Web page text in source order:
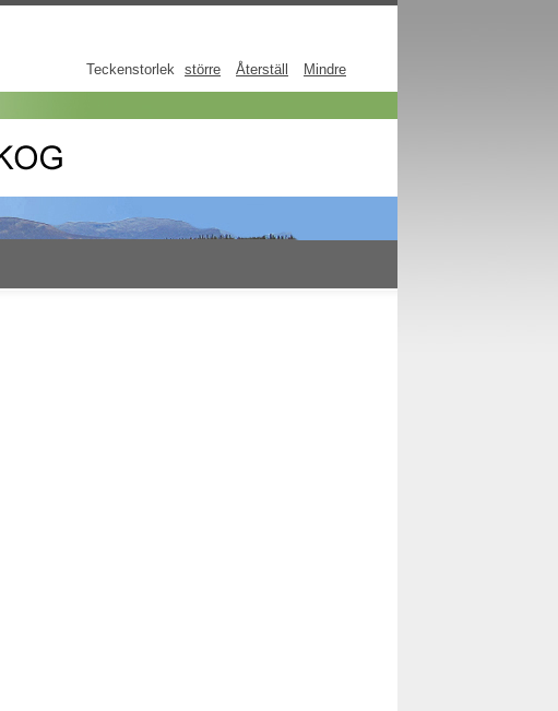
Teckenstorlek större Återställ Mindre